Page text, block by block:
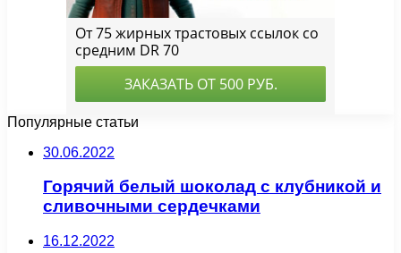
Популярные статьи
30.06.2022
Горячий белый шоколад с клубникой и
сливочными сердечками
16.12.2022